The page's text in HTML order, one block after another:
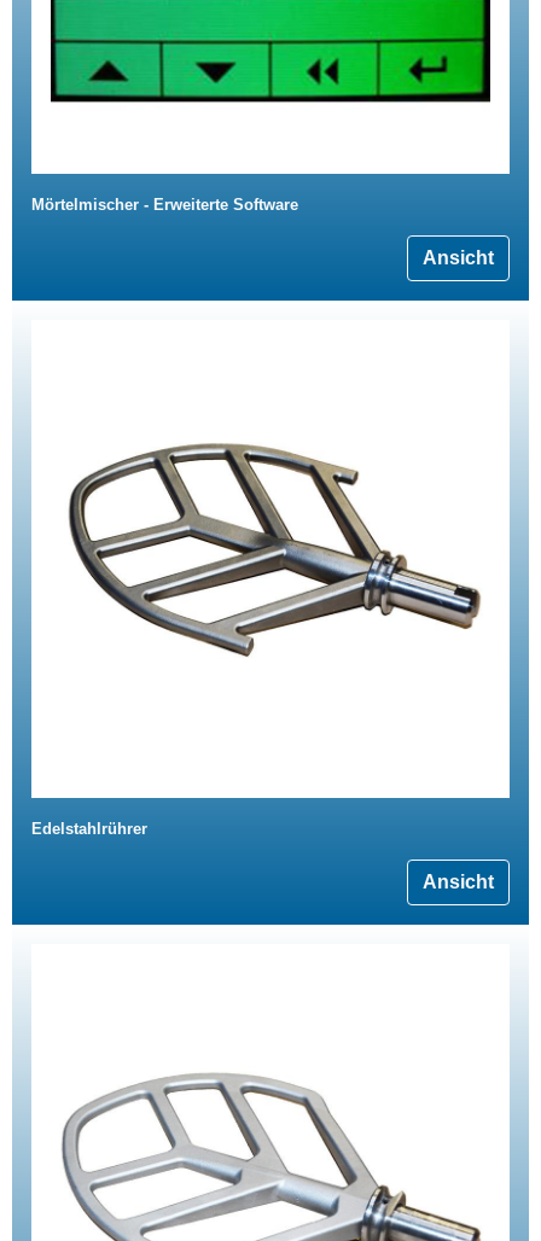
Mörtelmischer - Erweiterte Software
Ansicht
Edelstahlrührer
Ansicht